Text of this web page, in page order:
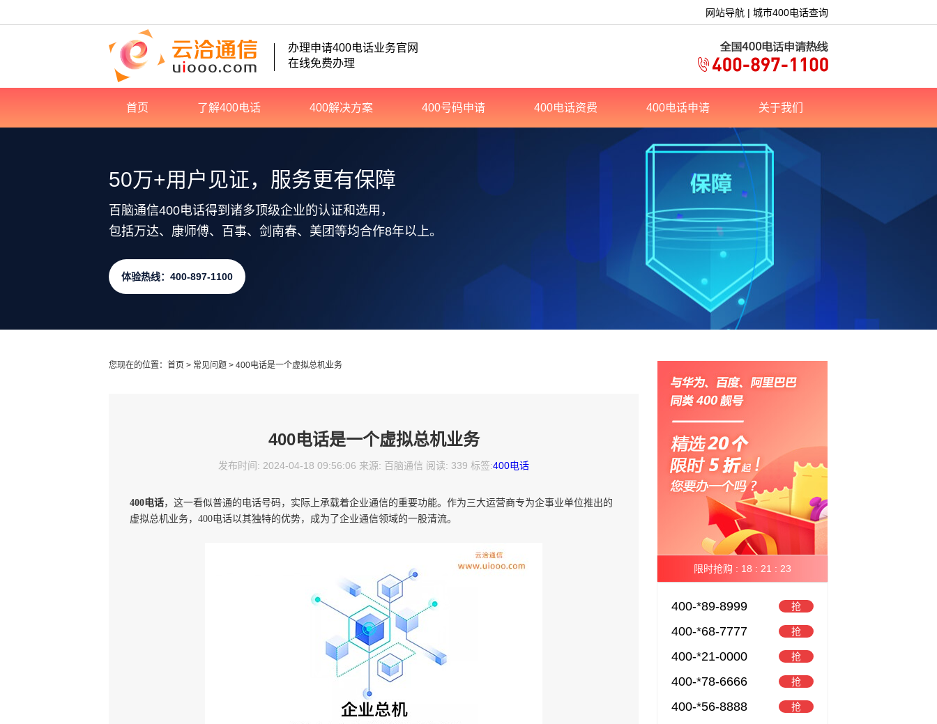
网站导航 | 城市400电话查询
办理申请400电话业务官网
在线免费办理
首页 了解400电话 400解决方案 400号码申请 400电话资费 400电话申请 关于我们
50万+用户见证，服务更有保障
百脑通信400电话得到诸多顶级企业的认证和选用，
包括万达、康师傅、百事、剑南春、美团等均合作8年以上。
体验热线：400-897-1100
您现在的位置： 首页 > 常见问题 > 400电话是一个虚拟总机业务
400电话是一个虚拟总机业务
发布时间: 2024-04-18 09:56:06 来源: 百脑通信 阅读: 339 标签:400电话
400电话，这一看似普通的电话号码，实际上承载着企业通信的重要功能。作为三大运营商专为企事业单位推出的
虚拟总机业务，400电话以其独特的优势，成为了企业通信领域的一股清流。
限时抢购 : 18 : 21 : 22
400-*89-8999 抢
400-*68-7777 抢
400-*21-0000 抢
400-*78-6666 抢
400-*56-8888 抢